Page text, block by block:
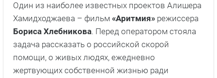
Один из наиболее известных проектов Алишера
Хамидходжаева – фильм «Аритмия» режиссера
Бориса Хлебникова. Перед оператором стояла
задача рассказать о российской скорой
помощи, о живых людях, ежедневно
жертвующих собственной жизнью ради